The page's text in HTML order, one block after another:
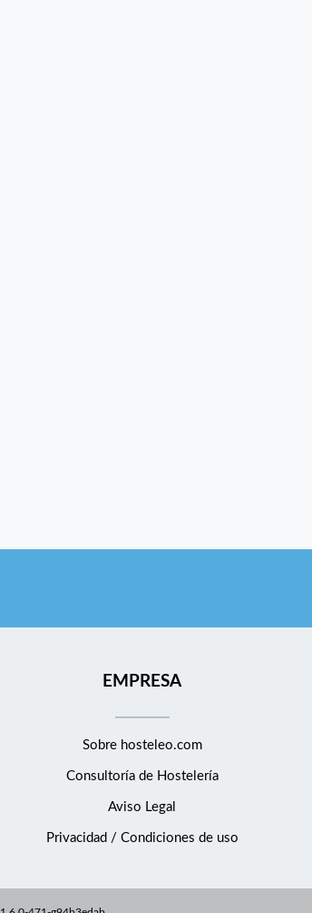
EMPRESA
Sobre hosteleo.com
Consultoría de Hostelería
Aviso Legal
Privacidad / Condiciones de uso